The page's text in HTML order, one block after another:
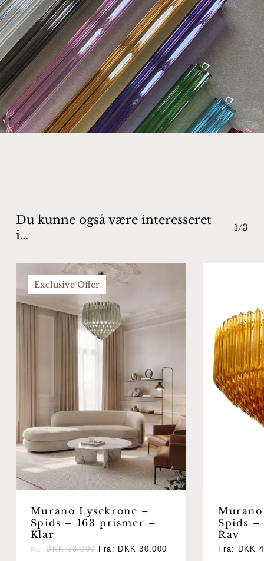
Ingen varer i kurven.
Go To Shop
Du kunne også være interesseret
i…
1/3
Exclusive Offer
Murano Lysekrone –
Spids – 163 prismer –
Klar
Fra:DKK33.000 Fra: DKK 30.000
Spids
Rav
Fra: DKK